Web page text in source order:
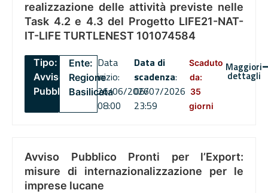
realizzazione delle attività previste nelle
Task 4.2 e 4.3 del Progetto LIFE21-NAT-
IT-LIFE TURTLENEST 101074584
Tipo:
Avviso
Pubblico
Ente:
Regione
Basilicata
Data
inizio:
26/06/2026
08:00
Data di
scadenza:
06/07/2026
23:59
Scaduto
da:
35
giorni
Maggiori
dettagli
Avviso Pubblico Pronti per l’Export:
misure di internazionalizzazione per le
imprese lucane